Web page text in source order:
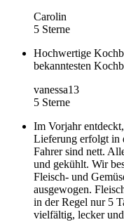
Carolin
5 Sterne
Hochwertige
bekanntesten
vanessa13
5 Sterne
Im Vorjahr
Lieferung erfolgt in
Fahrer sind nett.
und gekühlt. Wir
Fleisch- und
ausgewogen.
in der Regel nur 5
vielfältig, lecker